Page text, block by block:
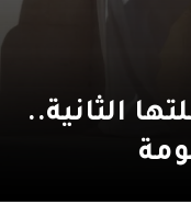
الثانية..